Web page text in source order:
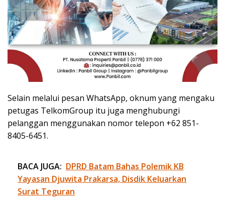
Selain melalui pesan WhatsApp, oknum yang mengaku
petugas TelkomGroup itu juga menghubungi
pelanggan menggunakan nomor telepon +62 851-
8405-6451.
BACA JUGA: DPRD Batam Bahas Polemik KB
Yayasan Djuwita Prakarsa, Disdik Keluarkan
Surat Teguran